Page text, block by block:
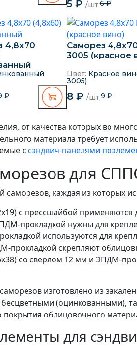
от качества которых во
материала требует
с сэндвич-панелями
для
каждая из которых
с прессшайбой
прокладкой нужны для
используются для
прокладкой скрепляют
со сверлом 12 мм и ЭПДМ-
изготовлено из
(оцинкованными),
облицовочного
для
5 ₽ /шт.6 ₽
4,8х70
₽
Саморез
3005 (красное
Цвет: Красное
3005)
8 ₽ /шт.9 ₽